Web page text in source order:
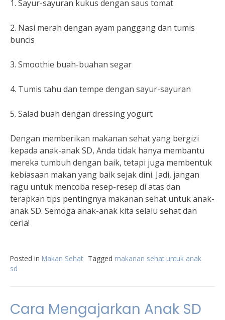
1. Sayur-sayuran kukus dengan saus tomat
2. Nasi merah dengan ayam panggang dan tumis
buncis
3. Smoothie buah-buahan segar
4. Tumis tahu dan tempe dengan sayur-sayuran
5. Salad buah dengan dressing yogurt
Dengan memberikan makanan sehat yang bergizi
kepada anak-anak SD, Anda tidak hanya membantu
mereka tumbuh dengan baik, tetapi juga membentuk
kebiasaan makan yang baik sejak dini. Jadi, jangan
ragu untuk mencoba resep-resep di atas dan
terapkan tips pentingnya makanan sehat untuk anak-
anak SD. Semoga anak-anak kita selalu sehat dan
ceria!
Posted in Makan Sehat Tagged makanan sehat untuk anak
sd
Cara Mengajarkan Anak SD